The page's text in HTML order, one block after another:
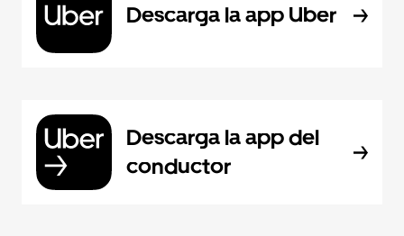
Descarga la app Uber
Descarga la app del
conductor